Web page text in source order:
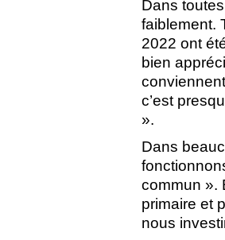
Dans
faiblement.
2022 ont
bien
c’est
».
Dans
commun ».
primaire et
nous